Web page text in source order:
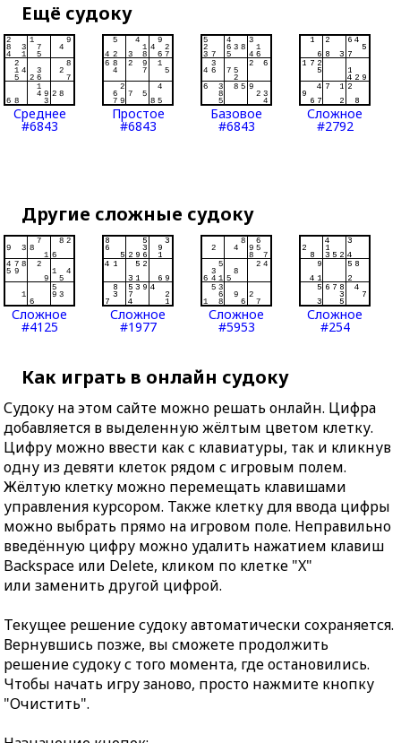
Ещё судоку
Среднее
#6843
Простое
#6843
Базовое
#6843
Сложное
#2792
Другие сложные судоку
Сложное
#4125
Сложное
#1977
Сложное
#5953
Сложное
#254
Как играть в онлайн судоку
Судоку на этом сайте можно решать онлайн. Цифра
добавляется в выделенную жёлтым цветом клетку.
Цифру можно ввести как с клавиатуры, так и кликнув
одну из девяти клеток рядом с игровым полем.
Жёлтую клетку можно перемещать клавишами
управления курсором. Также клетку для ввода цифры
можно выбрать прямо на игровом поле. Неправильно
введённую цифру можно удалить нажатием клавиш
Backspace или Delete, кликом по клетке "X"
или заменить другой цифрой.
Текущее решение судоку автоматически сохраняется.
Вернувшись позже, вы сможете продолжить
решение судоку с того момента, где остановились.
Чтобы начать игру заново, просто нажмите кнопку
"Очистить".